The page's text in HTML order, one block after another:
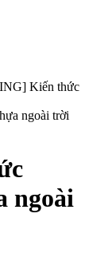
Kiến thức
ngoài